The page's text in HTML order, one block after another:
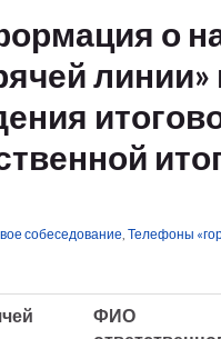
о
собеседование, Телефоны
ФИО